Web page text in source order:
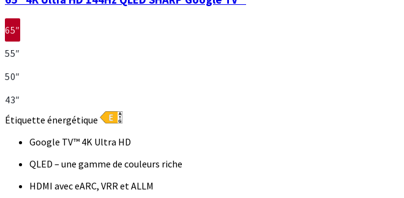
65″
55″
50″
43″
Étiquette énergétique
Google TV™ 4K Ultra HD
QLED – une gamme de couleurs riche
HDMI avec eARC, VRR et ALLM